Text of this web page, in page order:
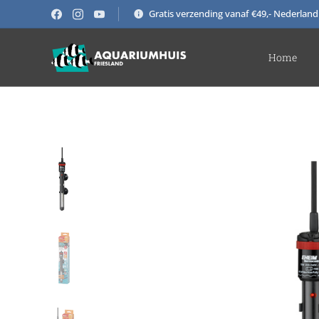
Gratis verzending vanaf €49,- Nederland
Home